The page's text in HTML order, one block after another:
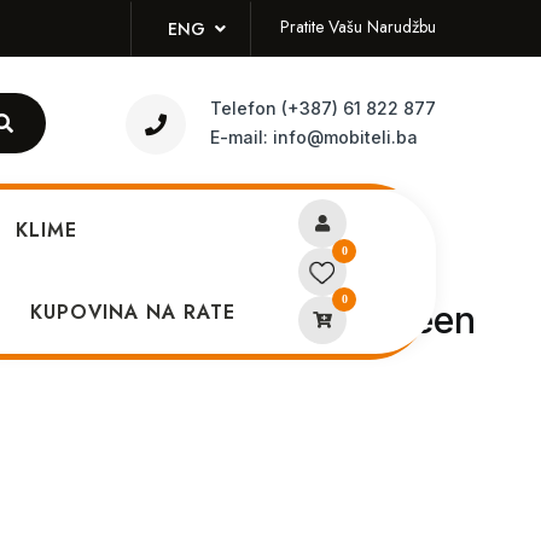
ENG Pratite Vašu Narudžbu
Telefon (+387) 61 822 877
E-mail: info@mobiteli.ba
KLIME
KUPOVINA NA RATE
0
0
iPhone 13 Pro Green